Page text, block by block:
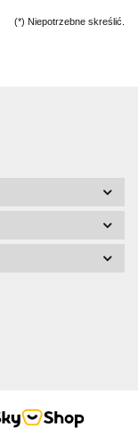
(*) Niepotrzebne skreślić.